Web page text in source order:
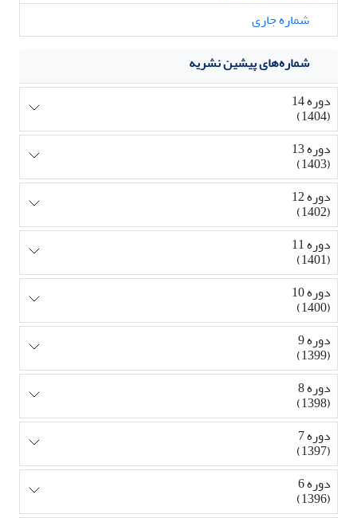
شماره جاری
شماره‌های پیشین نشریه
دوره 14
(1404)
دوره 13
(1403)
دوره 12
(1402)
دوره 11
(1401)
دوره 10
(1400)
دوره 9
(1399)
دوره 8
(1398)
دوره 7
(1397)
دوره 6
(1396)